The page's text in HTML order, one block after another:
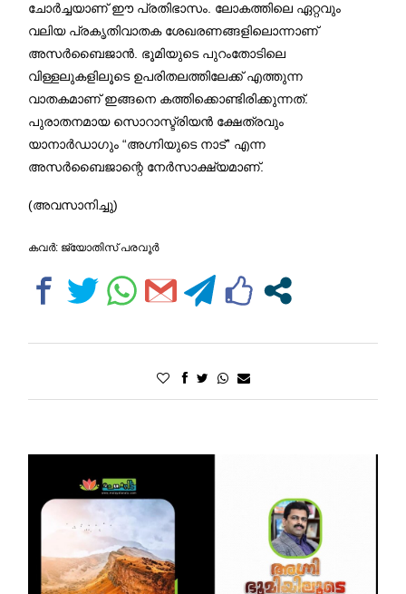
ചോർച്ചയാണ് ഈ പ്രതിഭാസം. ലോകത്തിലെ ഏറ്റവും
വലിയ പ്രകൃതിവാതക ശേഖരണങ്ങളിലൊന്നാണ്
അസർബൈജാൻ. ഭൂമിയുടെ പുറംതോടിലെ
വിള്ളലുകളിലൂടെ ഉപരിതലത്തിലേക്ക് എത്തുന്ന
വാതകമാണ് ഇങ്ങനെ കത്തിക്കൊണ്ടിരിക്കുന്നത്.
പുരാതനമായ സൊറാസ്ട്രിയൻ ക്ഷേത്രവും
യാനാർഡാഗും “അഗ്നിയുടെ നാട്” എന്ന
അസർബൈജാന്റെ നേർസാക്ഷ്യമാണ്.
(അവസാനിച്ചു)
കവർ: ജ്യോതിസ് പരവൂർ